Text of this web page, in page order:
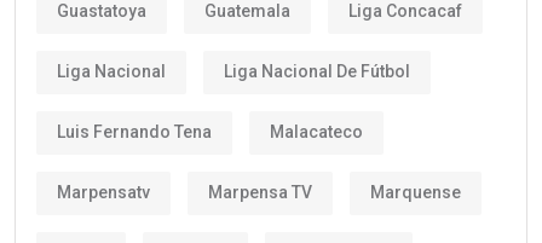
Guastatoya Guatemala Liga Concacaf
Liga Nacional Liga Nacional De Fútbol
Luis Fernando Tena Malacateco
Marpensatv Marpensa TV Marquense